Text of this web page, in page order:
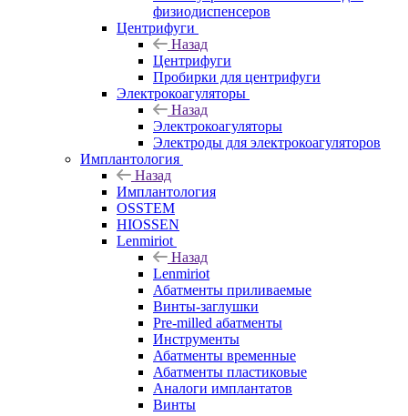
физиодиспенсеров
Центрифуги
Назад
Центрифуги
Пробирки для центрифуги
Электрокоагуляторы
Назад
Электрокоагуляторы
Электроды для электрокоагуляторов
Имплантология
Назад
Имплантология
OSSTEM
HIOSSEN
Lenmiriot
Назад
Lenmiriot
Абатменты приливаемые
Винты-заглушки
Pre-milled абатменты
Инструменты
Абатменты временные
Абатменты пластиковые
Аналоги имплантатов
Винты